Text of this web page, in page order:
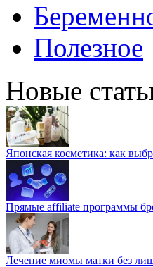
Полезное
Новые
Японская косметика: как
Прямые affiliate программы
Лечение миомы матки без